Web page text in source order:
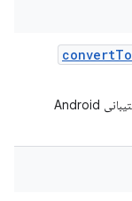
convertTo
وضعیت Tradefed را به فرمتی سازگار با بخش پشتیبانی Android